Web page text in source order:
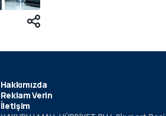
Hakkımızda
Reklam Verin
İletişim